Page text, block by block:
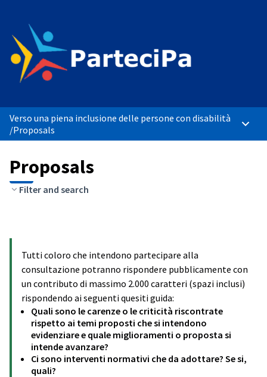
Verso una piena inclusione delle persone con disabilità
/Proposals Main
Proposals
Filter and search
Tutti coloro che intendono partecipare alla
consultazione potranno rispondere pubblicamente con
un contributo di massimo 2.000 caratteri (spazi inclusi)
rispondendo ai seguenti quesiti guida:
Quali sono le carenze o le criticità riscontrate
rispetto ai temi proposti che si intendono
evidenziare e quale miglioramenti o proposta si
intende avanzare?
Ci sono interventi normativi che da adottare? Se si,
quali?